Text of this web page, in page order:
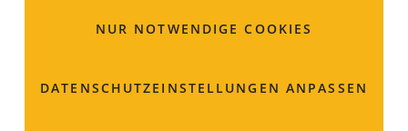
NUR NOTWENDIGE COOKIES
DATENSCHUTZ­EINSTELLUNGEN ANPASSEN
Für ihren langjährigen Einsatz bei der Coburger Tafel
Coburg dankt“ in Silber erhalten. Seit über 16 Jahren